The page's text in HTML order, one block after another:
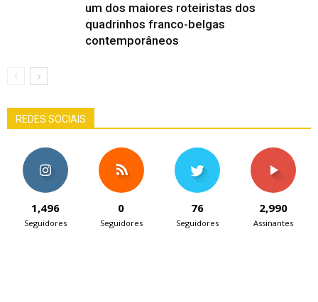
um dos maiores roteiristas dos
quadrinhos franco-belgas
contemporâneos
REDES SOCIAIS
1,496
Seguidores
0
Seguidores
76
Seguidores
2,990
Assinantes